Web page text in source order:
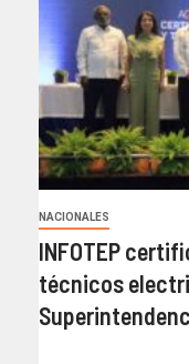
NACIONALES
INFOTEP
técnicos